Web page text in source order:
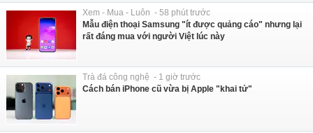
Xem - Mua - Luôn - 58 phút trước
Mẫu điện thoại Samsung "ít được quảng cáo" nhưng lại
rất đáng mua với người Việt lúc này
Trà đá công nghệ - 1 giờ trước
Cách bán iPhone cũ vừa bị Apple "khai tử"